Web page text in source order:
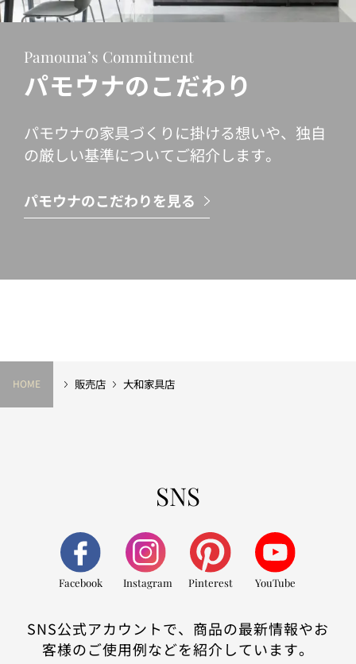
Pamouna’s Commitment
パモウナのこだわり
パモウナの家具づくりに掛ける想いや、独自
の厳しい基準についてご紹介します。
パモウナのこだわりを見る
HOME 販売店 大和家具店
SNS
Facebook Instagram Pinterest YouTube
SNS公式アカウントで、商品の最新情報やお
客様のご使用例などを紹介しています。